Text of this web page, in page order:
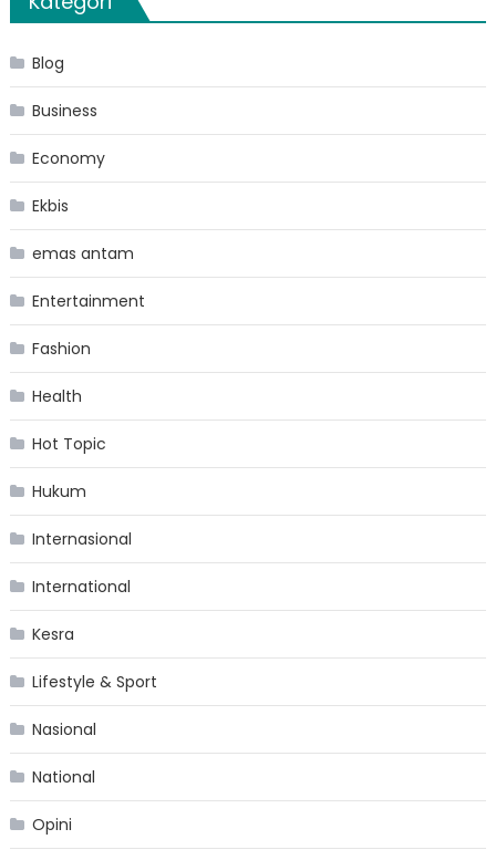
Blog
Business
Economy
Ekbis
emas antam
Entertainment
Fashion
Health
Hot Topic
Hukum
Internasional
International
Kesra
Lifestyle & Sport
Nasional
National
Opini